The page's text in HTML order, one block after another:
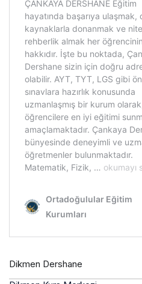
Dikmen Dershane